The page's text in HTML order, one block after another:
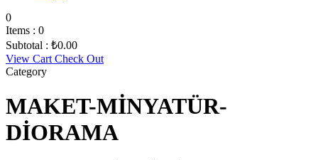
0
Items : 0
Subtotal : ₺0.00
View Cart Check Out
Category
MAKET-MİNYATÜR-
DİORAMA